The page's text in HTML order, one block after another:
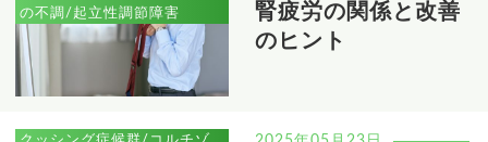
の不調/起立性調節障害
腎疲労の関係と改善
のヒント